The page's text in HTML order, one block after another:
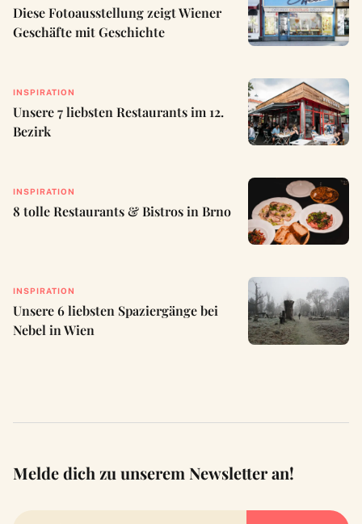
Diese Fotoausstellung zeigt Wiener
Geschäfte mit Geschichte
INSPIRATION
Unsere 7 liebsten Restaurants im 12.
Bezirk
INSPIRATION
8 tolle Restaurants & Bistros in Brno
INSPIRATION
Unsere 6 liebsten Spaziergänge bei
Nebel in Wien
Melde dich zu unserem Newsletter an!